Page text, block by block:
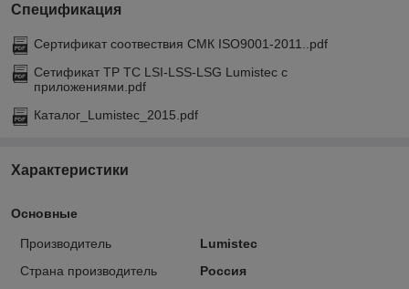
Спецификация
Сертификат соотвествия СМК ISO9001-2011..pdf
Сетификат ТР ТС LSI-LSS-LSG Lumistec с
приложениями.pdf
Каталог_Lumistec_2015.pdf
Характеристики
Основные
Производитель
Lumistec
Страна производитель
Россия